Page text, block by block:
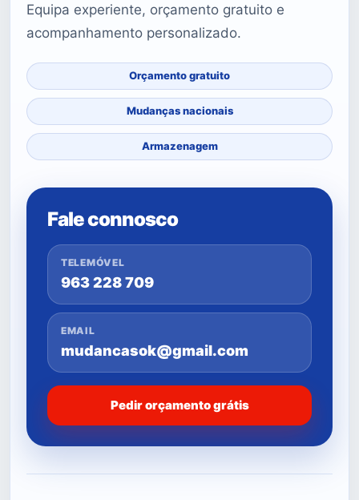
Equipa experiente, orçamento gratuito e
acompanhamento personalizado.
Orçamento gratuito
Mudanças nacionais
Armazenagem
Fale connosco
TELEMÓVEL
963 228 709
EMAIL
mudancasok@gmail.com
Pedir orçamento grátis